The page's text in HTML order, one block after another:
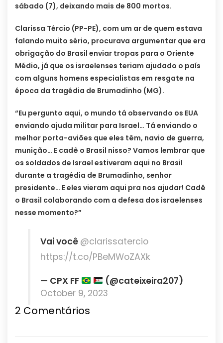
sábado (7), deixando mais de 800 mortos.
Clarissa Tércio (PP-PE), com um ar de quem estava
falando muito sério, procurava argumentar que era
obrigação do Brasil enviar tropas para o Oriente
Médio, já que os israelenses teriam ajudado o país
com alguns homens especialistas em resgate na
época da tragédia de Brumadinho (MG).
“Eu pergunto aqui, o mundo tá observando os EUA
enviando ajuda militar para Israel… Tá enviando o
melhor porta-aviões que eles têm, navio de guerra,
munição… E cadê o Brasil nisso? Vamos lembrar que
os soldados de Israel estiveram aqui no Brasil
durante a tragédia de Brumadinho, senhor
presidente… E eles vieram aqui pra nos ajudar! Cadê
o Brasil colaborando com a defesa dos israelenses
nesse momento?”
Vai você @clarissatercio
https://t.co/PBeMWoZAXk
— CPX FF
(@cateixeira207)
October 9, 2023
2 Comentários